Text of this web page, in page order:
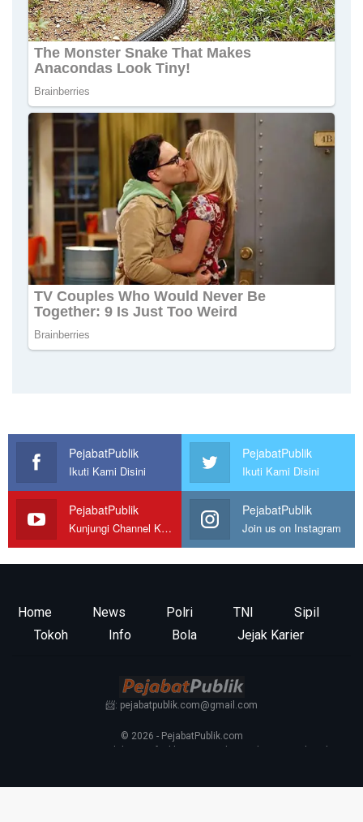
PejabatPublik
Ikuti Kami Disini
PejabatPublik
Ikuti Kami Disini
PejabatPublik
Kunjungi Channel Kami
PejabatPublik
Join us on Instagram
Home News Polri TNI
Sipil
Tokoh
Info Bola Jejak Karier
📨: pejabatpublik.com@gmail.com
© 2026 - PejabatPublik.com